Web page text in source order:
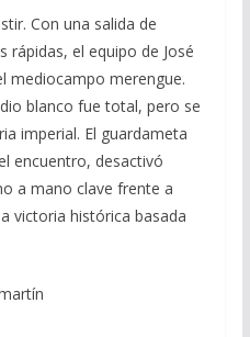
Con una salida de
rápidas, el equipo de José
mediocampo merengue.
blanco fue total, pero se
imperial. El guardameta
encuentro, desactivó
a mano clave frente a
victoria histórica basada